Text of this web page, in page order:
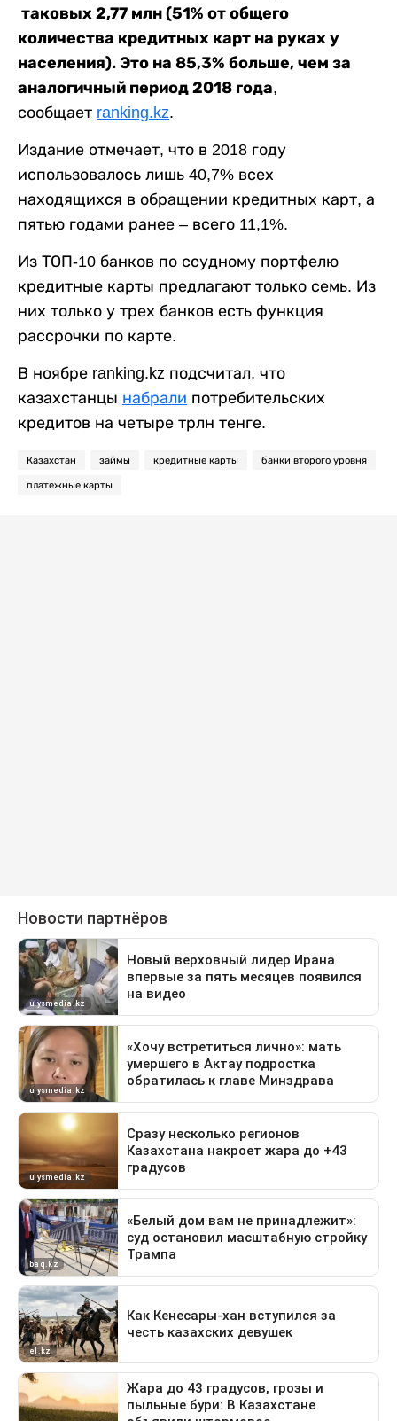
таковых 2,77 млн (51% от общего
количества кредитных карт на руках у
населения). Это на 85,3% больше, чем за
аналогичный период 2018 года,
сообщает ranking.kz.
Издание отмечает, что в 2018 году
использовалось лишь 40,7% всех
находящихся в обращении кредитных карт, а
пятью годами ранее – всего 11,1%.
Из ТОП-10 банков по ссудному портфелю
кредитные карты предлагают только семь. Из
них только у трех банков есть функция
рассрочки по карте.
В ноябре ranking.kz подсчитал, что
казахстанцы набрали потребительских
кредитов на четыре трлн тенге.
Казахстан займы кредитные карты банки второго уровня
платежные карты